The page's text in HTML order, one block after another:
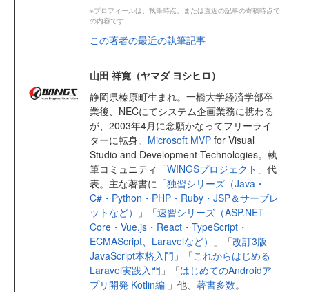
※プロフィールは、執筆時点、または直近の記事の寄稿時点で
の内容です
この著者の最近の執筆記事
山田 祥寛（ヤマダ ヨシヒロ）
静岡県榛原町生まれ。一橋大学経済学部卒
業後、NECにてシステム企画業務に携わる
が、2003年4月に念願かなってフリーライ
ターに転身。 Microsoft MVP for Visual
Studio and Development Technologies。執
筆コミュニティ「WINGSプロジェクト 」代
表。主な著書に「独習シリーズ（Java・
C#・Python・PHP・Ruby・JSP＆サーブレ
ットなど）
」「速習シリーズ（ASP.NET
Core・Vue.js・React・TypeScript・
ECMAScript、Laravelなど）
」「改訂3版
JavaScript本格入門 」「これからはじめる
Laravel実践入門 」「はじめてのAndroidア
プリ開発 Kotlin編 」他、 著書多数。